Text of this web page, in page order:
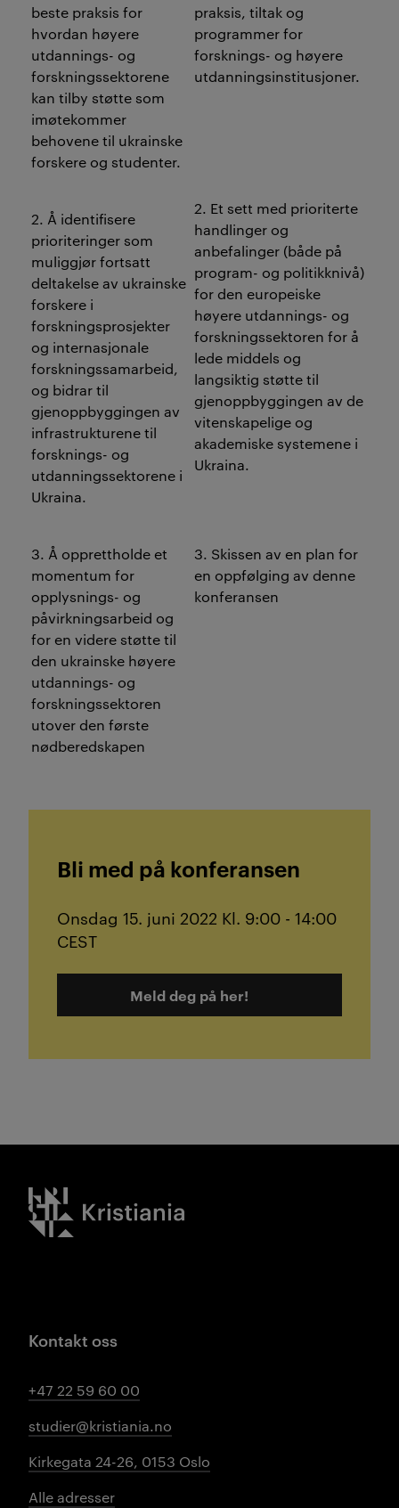
beste praksis for
hvordan høyere
utdannings- og
forskningssektorene
kan tilby støtte som
imøtekommer
behovene til ukrainske
forskere og studenter.
praksis, tiltak og
programmer for
forsknings- og høyere
utdanningsinstitusjoner.
2. Å identifisere
prioriteringer som
muliggjør fortsatt
deltakelse av ukrainske
forskere i
forskningsprosjekter
og internasjonale
forskningssamarbeid,
og bidrar til
gjenoppbyggingen av
infrastrukturene til
forsknings- og
utdanningssektorene i
Ukraina.
2. Et sett med prioriterte
handlinger og
anbefalinger (både på
program- og politikknivå)
for den europeiske
høyere utdannings- og
forskningssektoren for å
lede middels og
langsiktig støtte til
gjenoppbyggingen av de
vitenskapelige og
akademiske systemene i
Ukraina.
3. Å opprettholde et
momentum for
opplysnings- og
påvirkningsarbeid og
for en videre støtte til
den ukrainske høyere
utdannings- og
forskningssektoren
utover den første
nødberedskapen
3. Skissen av en plan for
en oppfølging av denne
konferansen
Bli med på konferansen
Onsdag 15. juni 2022 Kl. 9:00 - 14:00
CEST
Meld deg på her!
Kristiania logo
Kontakt oss
+47 22 59 60 00
studier@kristiania.no
Kirkegata 24-26, 0153 Oslo
Alle adresser